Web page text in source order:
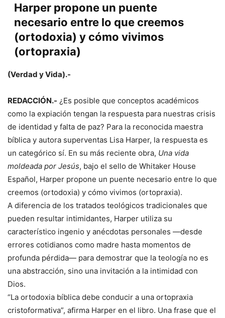
Harper propone un puente
necesario entre lo que creemos
(ortodoxia) y cómo vivimos
(ortopraxia)
(Verdad y Vida).-
REDACCIÓN.- ¿Es posible que conceptos académicos
como la expiación tengan la respuesta para nuestras crisis
de identidad y falta de paz? Para la reconocida maestra
bíblica y autora superventas Lisa Harper, la respuesta es
un categórico sí. En su más reciente obra, Una vida
moldeada por Jesús, bajo el sello de Whitaker House
Español, Harper propone un puente necesario entre lo que
creemos (ortodoxia) y cómo vivimos (ortopraxia).
A diferencia de los tratados teológicos tradicionales que
pueden resultar intimidantes, Harper utiliza su
característico ingenio y anécdotas personales —desde
errores cotidianos como madre hasta momentos de
profunda pérdida— para demostrar que la teología no es
una abstracción, sino una invitación a la intimidad con
Dios.
“La ortodoxia bíblica debe conducir a una ortopraxia
cristoformativa”, afirma Harper en el libro. Una frase que el